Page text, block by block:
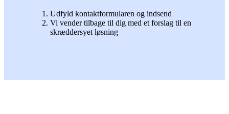
Udfyld kontaktformularen og indsend
Vi vender tilbage til dig med et forslag til en
skræddersyet løsning